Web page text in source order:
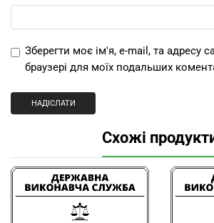
Зберегти моє ім'я, e-mail, та адресу
браузері для моїх подальших
Схожі